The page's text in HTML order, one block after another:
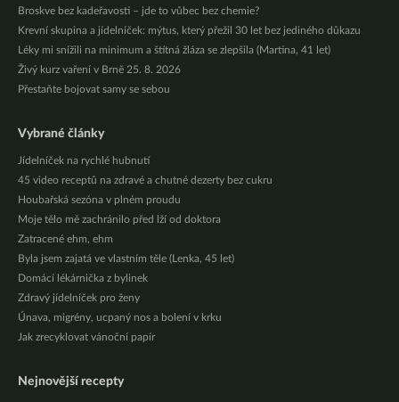
Broskve bez kadeřavosti – jde to vůbec bez chemie?
Krevní skupina a jídelníček: mýtus, který přežil 30 let bez jediného důkazu
Léky mi snížili na minimum a štítná žláza se zlepšila (Martina, 41 let)
Živý kurz vaření v Brně 25. 8. 2026
Přestaňte bojovat samy se sebou
Vybrané články
Jídelníček na rychlé hubnutí
45 video receptů na zdravé a chutné dezerty bez cukru
Houbařská sezóna v plném proudu
Moje tělo mě zachránilo před lží od doktora
Zatracené ehm, ehm
Byla jsem zajatá ve vlastním těle (Lenka, 45 let)
Domácí lékárnička z bylinek
Zdravý jídelníček pro ženy
Únava, migrény, ucpaný nos a bolení v krku
Jak zrecyklovat vánoční papír
Nejnovější recepty